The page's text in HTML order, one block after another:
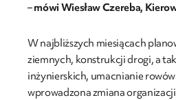
–mówi Wiesław Czereba,
W najbliższych miesiącach
ziemnych, konstrukcji drogi, a
inżynierskich, umacnianie
wprowadzona zmiana